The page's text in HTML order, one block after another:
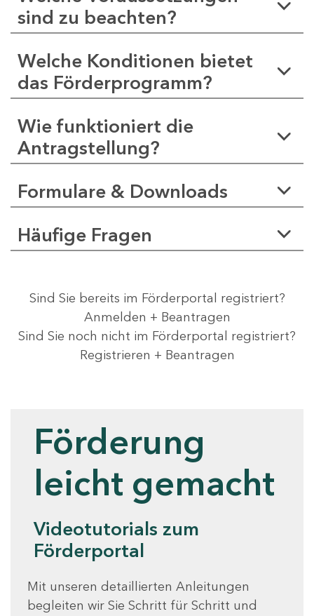
sind zu beachten?
Welche Konditionen bietet
das Förderprogramm?
Wie funktioniert die
Antragstellung?
Formulare & Downloads
Häufige Fragen
Sind Sie bereits im Förderportal registriert?
Anmelden + Beantragen
Sind Sie noch nicht im Förderportal registriert?
Registrieren + Beantragen
Förderung
leicht gemacht
Videotutorials zum
Förderportal
Mit unseren detaillierten Anleitungen
begleiten wir Sie Schritt für Schritt und